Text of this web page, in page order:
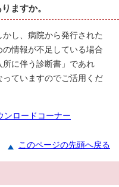
ますか。
し、病院から発行された
情報が不足している場合
に伴う診断書」であれ
ていますのでご活用くだ
ロードコーナー
このページの先頭へ戻る